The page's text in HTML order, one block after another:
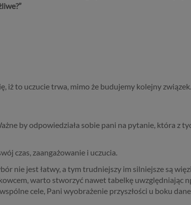
”
iż to uczucie trwa, mimo że budujemy kolejny
by odpowiedziała sobie pani na pytanie, która z
czas, zaangażowanie i uczucia.
nie jest łatwy, a tym trudniejszy im silniejsze są
warto stworzyć nawet tabelkę uwzględniając
cele, Pani wyobrażenie przyszłości u boku